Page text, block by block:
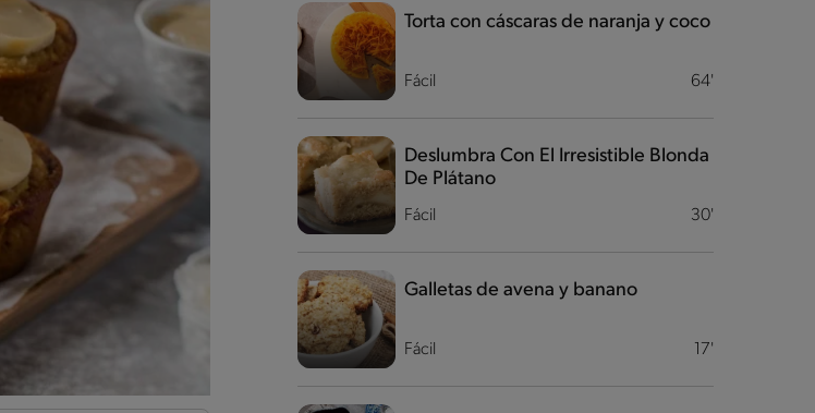
Fácil 64'
Torta con cáscaras de naranja y coco
Fácil 30'
Deslumbra Con El Irresistible Blonda
De Plátano
Fácil 17'
Galletas de avena y banano